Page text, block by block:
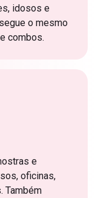
idosos e
o mesmo
combos.
e
oficinas,
Também